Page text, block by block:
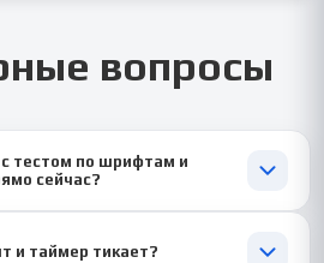
вопросы
тестом по шрифтам и
сейчас?
и таймер тикает?